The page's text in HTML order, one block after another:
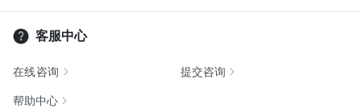
客服中心
在线咨询 提交咨询
帮助中心